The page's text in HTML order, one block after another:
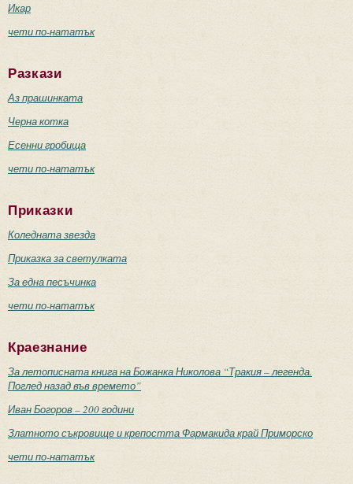
Икар
чети по-нататък
Разкази
Аз прашинката
Черна котка
Есенни гробища
чети по-нататък
Приказки
Коледната звезда
Приказка за светулката
За една песъчинка
чети по-нататък
Краезнание
За летописната книга на Божанка Николова “Тракия – легенда.
Поглед назад във времето”
Иван Богоров – 200 години
Златното съкровище и крепостта Фармакида край Приморско
чети по-нататък